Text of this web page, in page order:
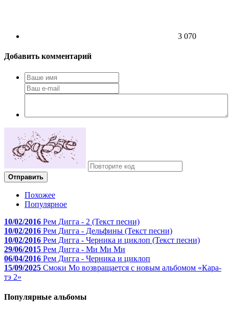
3 070
Добавить комментарий
Отправить
Похожее
Популярное
10/02/2016 Рем Дигга - 2 (Текст песни)
10/02/2016 Рем Дигга - Дельфины (Текст песни)
10/02/2016 Рем Дигга - Черника и циклоп (Текст песни)
29/06/2015 Рем Дигга - Ми Ми Ми
06/04/2016 Рем Дигга - Черника и циклоп
15/09/2025 Смоки Мо возвращается с новым альбомом «Кара-
тэ 2»
Популярные альбомы